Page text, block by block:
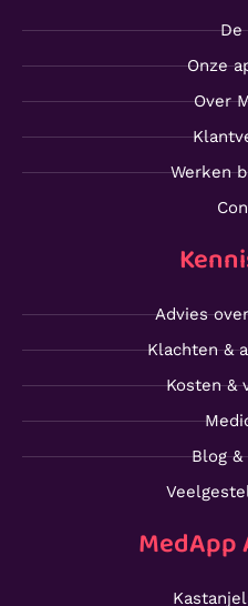
De
Onze
Over
Werken
Advies
Klachten &
Kosten &
Blog